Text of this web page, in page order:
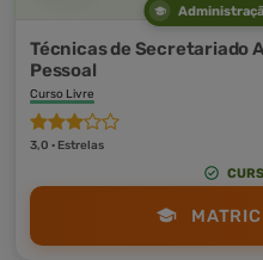
Técnicas de Secretariado
Pessoal
Curso Livre
3,0 · Estrelas